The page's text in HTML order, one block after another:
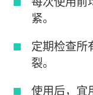
紧。
定期检查所
裂。
使用后，宜